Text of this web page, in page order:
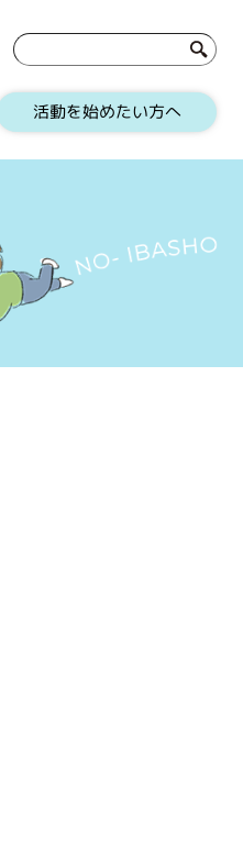
活動を始めたい方へ